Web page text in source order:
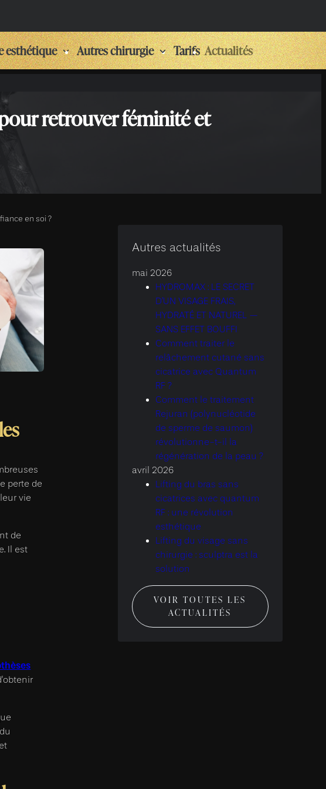
esthétique Autres chirurgie Tarifs Actualités
retrouver féminité et
en soi ?
perte de
vie
de
Il est
Autres actualités
mai 2026
HYDROMAX : LE SECRET
D’UN VISAGE FRAIS,
HYDRATÉ ET NATUREL —
SANS EFFET BOUFFI
Comment traiter le
relâchement cutané sans
cicatrice avec Quantum
RF ?
Comment le traitement
Rejuran (polynucléotide
de sperme de saumon)
révolutionne-t-il la
régénération de la peau ?
avril 2026
Lifting du bras sans
cicatrices avec quantum
RF : une révolution
esthétique
Lifting du visage sans
chirurgie : sculptra est la
solution
VOIR TOUTES LES
ACTUALITÉS